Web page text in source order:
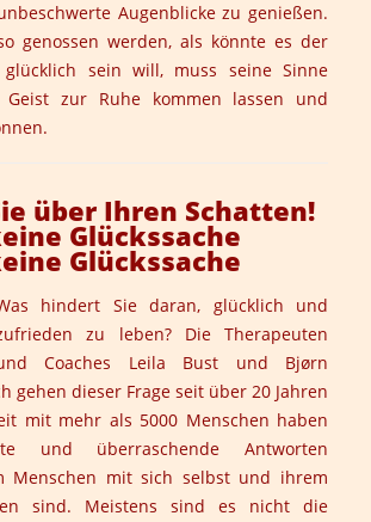
Augenblicke zu genießen.
genossen werden, als könnte es der
sein will, muss seine Sinne
Geist zur Ruhe kommen lassen und
über Ihren Schatten!
Glückssache
Glückssache
hindert Sie daran, glücklich und
zu leben? Die Therapeuten
Coaches Leila Bust und Bjørn
gehen dieser Frage seit über 20 Jahren
mit mehr als 5000 Menschen haben
und überraschende Antworten
Menschen mit sich selbst und ihrem
sind. Meistens sind es nicht die